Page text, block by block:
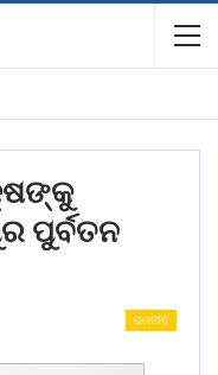
ପୁର୍ବତନ
ରାଜନୀତି